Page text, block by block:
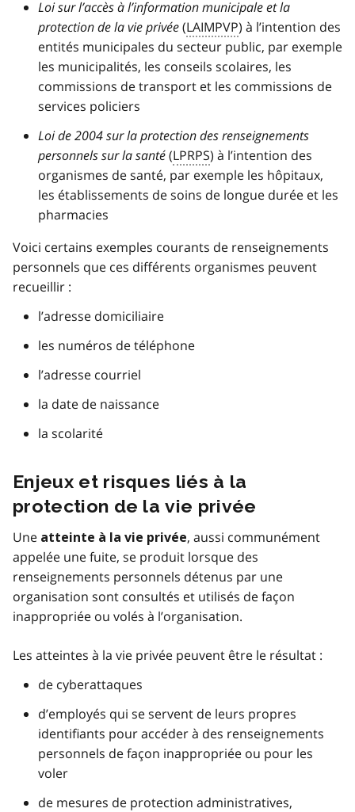
Loi sur l’accès à l’information municipale et la
protection de la vie privée(LAIMPVP) à l’intention des
entités municipales du secteur public, par exemple
les municipalités, les conseils scolaires, les
commissions de transport et les commissions de
services policiers
Loi de 2004 sur la protection des renseignements
personnels sur la santé(LPRPS) à l’intention des
organismes de santé, par exemple les hôpitaux,
les établissements de soins de longue durée et les
pharmacies
Voici certains exemples courants de renseignements
personnels que ces différents organismes peuvent
recueillir :
l’adresse domiciliaire
les numéros de téléphone
l’adresse courriel
la date de naissance
la scolarité
Enjeux et risques liés à la
protection de la vie privée
Une atteinte à la vie privée, aussi communément
appelée une fuite, se produit lorsque des
renseignements personnels détenus par une
organisation sont consultés et utilisés de façon
inappropriée ou volés à l’organisation.
Les atteintes à la vie privée peuvent être le résultat :
de cyberattaques
d’employés qui se servent de leurs propres
identifiants pour accéder à des renseignements
personnels de façon inappropriée ou pour les
voler
de mesures de protection administratives,